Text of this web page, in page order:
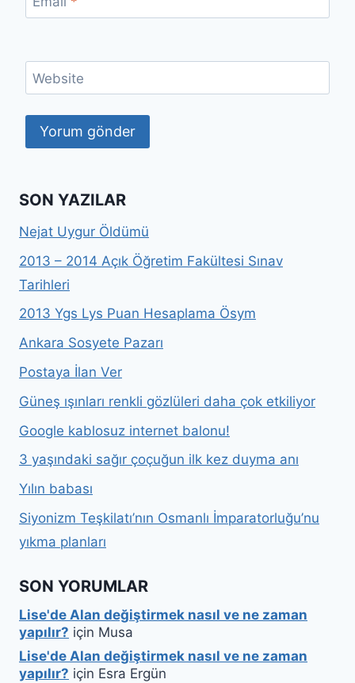
Website
SON YAZILAR
Nejat Uygur Öldümü
2013 – 2014 Açık Öğretim Fakültesi Sınav
Tarihleri
2013 Ygs Lys Puan Hesaplama Ösym
Ankara Sosyete Pazarı
Postaya İlan Ver
Güneş ışınları renkli gözlüleri daha çok etkiliyor
Google kablosuz internet balonu!
3 yaşındaki sağır çoçuğun ilk kez duyma anı
Yılın babası
Siyonizm Teşkilatı’nın Osmanlı İmparatorluğu’nu
yıkma planları
SON YORUMLAR
Lise'de Alan değiştirmek nasıl ve ne zaman
yapılır? için Musa
Lise'de Alan değiştirmek nasıl ve ne zaman
yapılır? için Esra Ergün